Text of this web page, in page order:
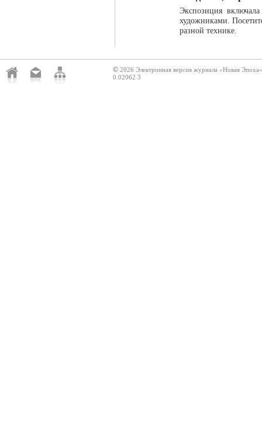
Экспозиция
художниками.
разной технике.
© 2026 Электронная версия журнала «Новая Эпоха»
0.02062 3